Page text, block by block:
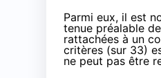
Parmi eux, il est
tenue préalable
rattachées à un
critères (sur 33)
ne peut pas être